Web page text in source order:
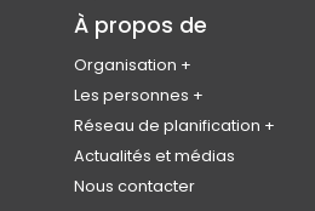
Code de conduite de
Collectivités saines
Equity, Diversity & Inclusion
Réconciliation
Partenariats et représentants
À propos de
Organisation
À propos de nous
Plan stratégique et impact
Conseil d’administration
Gouvernance
Les personnes
Notre équipe
Rejoindre notre équipe
Réseau de planification
Instituts et Associations
Actualités et médias
Nous contacter